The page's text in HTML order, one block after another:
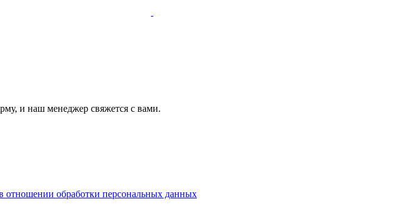
и наш менеджер свяжется с вами.
отношении обработки персональных данных